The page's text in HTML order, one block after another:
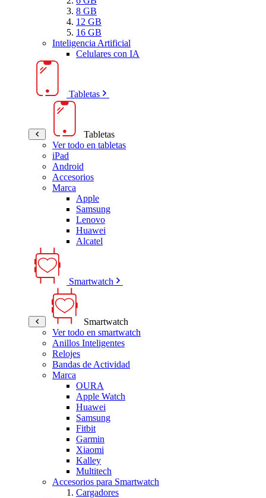
8 GB
12 GB
16 GB
Inteligencia Artificial
Celulares con IA
Tabletas
Tabletas
Ver todo en tabletas
iPad
Android
Accesorios
Marca
Apple
Samsung
Lenovo
Huawei
Alcatel
Smartwatch
Smartwatch
Ver todo en smartwatch
Anillos Inteligentes
Relojes
Bandas de Actividad
Marca
OURA
Apple Watch
Huawei
Samsung
Fitbit
Garmin
Xiaomi
Kalley
Multitech
Accesorios para Smartwatch
Cargadores